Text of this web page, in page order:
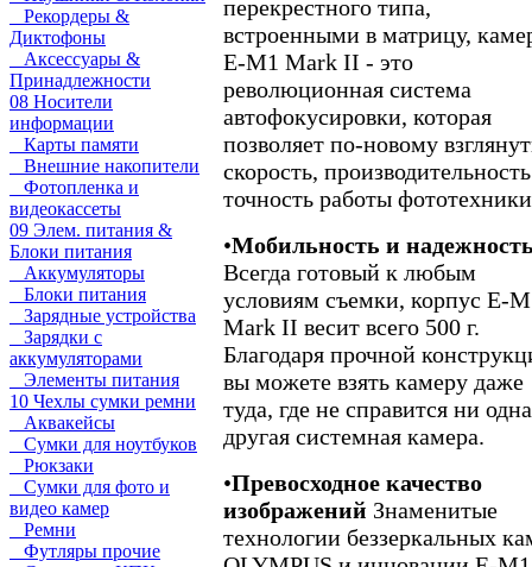
Рекордеры &
Диктофоны
Аксессуары &
Принадлежности
08 Носители
информации
Карты памяти
Внешние накопители
Фотопленка и
видеокассеты
09 Элем. питания &
Блоки питания
Аккумуляторы
Блоки питания
Зарядные устройства
Зарядки с
аккумуляторами
Элементы питания
10 Чехлы сумки ремни
Аквакейсы
Сумки для ноутбуков
Рюкзаки
Сумки для фото и
видео камер
Ремни
Футляры прочие
перекрестного типа,
встроенными в матрицу,
E-M1 Mark II - это
революционная система
автофокусировки, которая
позволяет по-новому
скорость,
точность работы
•Мобильность и
Всегда готовый к любым
условиям съемки, корпус E-
Mark II весит всего 500 г.
Благодаря прочной
вы можете взять камеру даже
туда, где не справится ни одна
другая системная камера.
•Превосходное качество
изображений Знаменитые
технологии беззеркальных